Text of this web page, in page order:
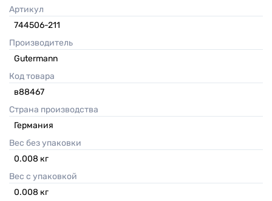
Артикул
744506-211
Производитель
Gutermann
Код товара
в88467
Страна производства
Германия
Вес без упаковки
0.008 кг
Вес с упаковкой
0.008 кг